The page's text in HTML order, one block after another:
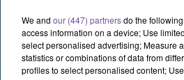
We and our (447) partnersdo the
access information on a device; Use
select personalised advertising; Measure
statistics or combinations of data from
profiles to select personalised content;